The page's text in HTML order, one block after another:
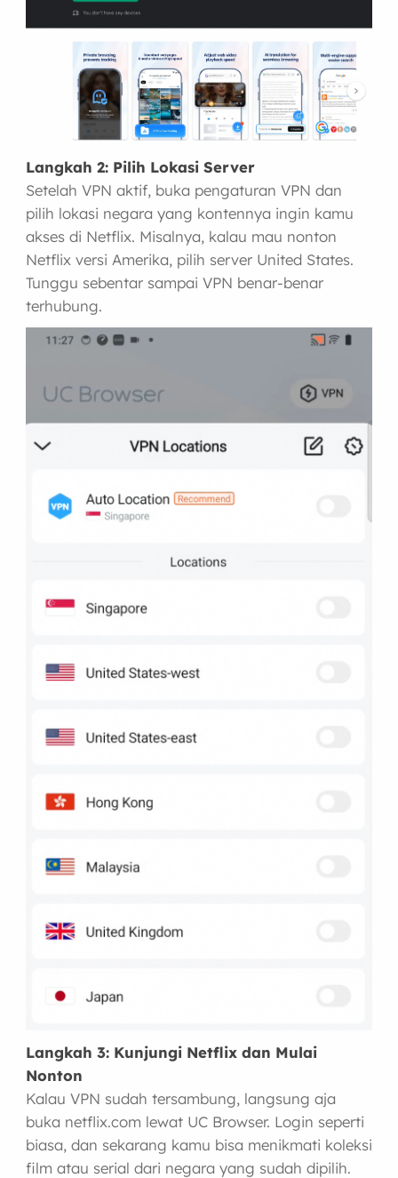
Langkah 2: Pilih Lokasi Server
Setelah VPN aktif, buka pengaturan VPN dan
pilih lokasi negara yang kontennya ingin kamu
akses di Netflix. Misalnya, kalau mau nonton
Netflix versi Amerika, pilih server United States.
Tunggu sebentar sampai VPN benar-benar
terhubung.
Langkah 3: Kunjungi Netflix dan Mulai
Nonton
Kalau VPN sudah tersambung, langsung aja
buka netflix.com lewat UC Browser. Login seperti
biasa, dan sekarang kamu bisa menikmati koleksi
film atau serial dari negara yang sudah dipilih.